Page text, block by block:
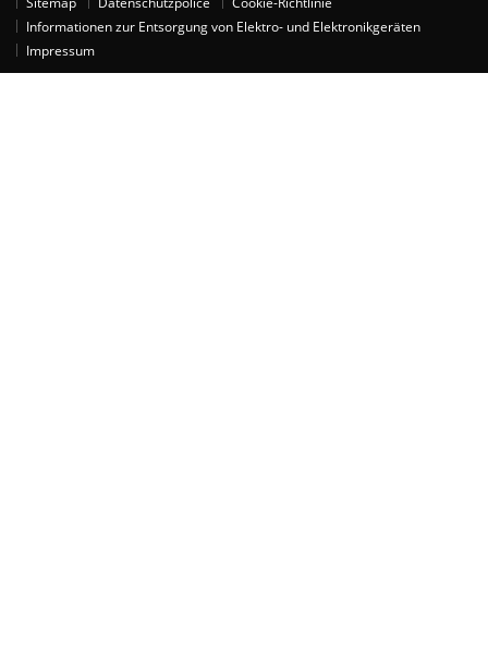
Informationen zur Entsorgung von Elektro- und Elektronikgeräten
Impressum